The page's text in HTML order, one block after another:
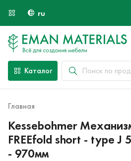
ru
Каталог
Главная
Kessebohmer
FREEfold short - type J
- 970мм